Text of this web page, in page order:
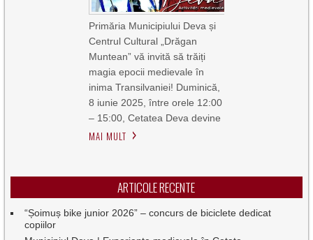
Primăria Municipiului Deva și
Centrul Cultural „Drăgan
Muntean” vă invită să trăiți
magia epocii medievale în
inima Transilvaniei! Duminică,
8 iunie 2025, între orele 12:00
– 15:00, Cetatea Deva devine
MAI MULT
ARTICOLE RECENTE
“Șoimuș bike junior 2026” – concurs de biciclete dedicat
copiilor